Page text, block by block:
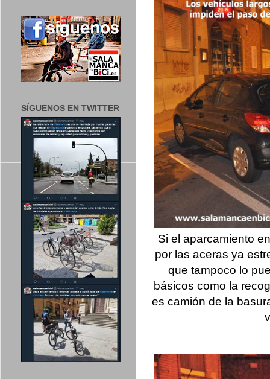
Si el aparcamiento
por las aceras ya
que tampoco lo
básicos como la
es camión de la
SÍGUENOS EN TWITTER